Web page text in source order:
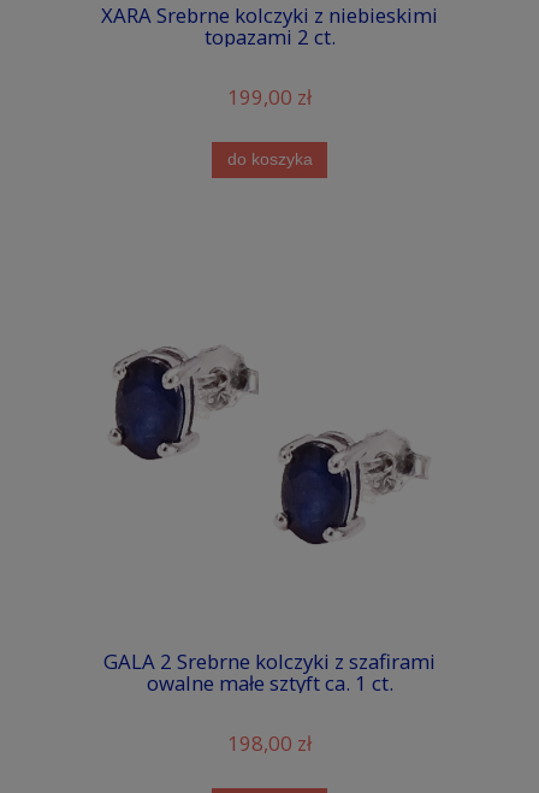
XARA Srebrne kolczyki z niebieskimi
topazami 2 ct.
199,00 zł
do koszyka
GALA 2 Srebrne kolczyki z szafirami
owalne małe sztyft ca. 1 ct.
198,00 zł